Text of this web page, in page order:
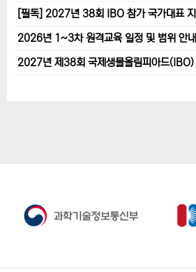
2026년 1~3차 원격교육 일정 및 범위 안내